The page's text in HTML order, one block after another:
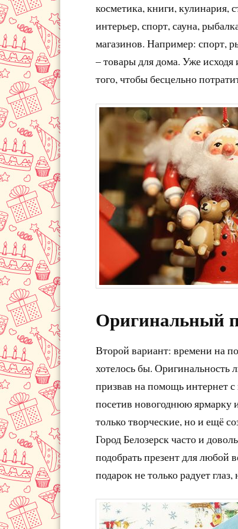
косметика, книги, кулинария,
интерьер, спорт, сауна,
магазинов. Например: спорт,
– товары для дома. Уже исходя
того, чтобы бесцельно
Оригинальный
Второй вариант: времени на
хотелось бы. Оригинальность
призвав на помощь интернет
посетив новогоднюю ярмарку
только творческие, но и ещё
Город Белозерск часто и
подобрать презент для любой
подарок не только радует